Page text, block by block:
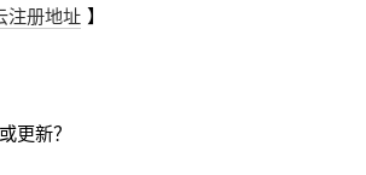
注册地址 】
更新？